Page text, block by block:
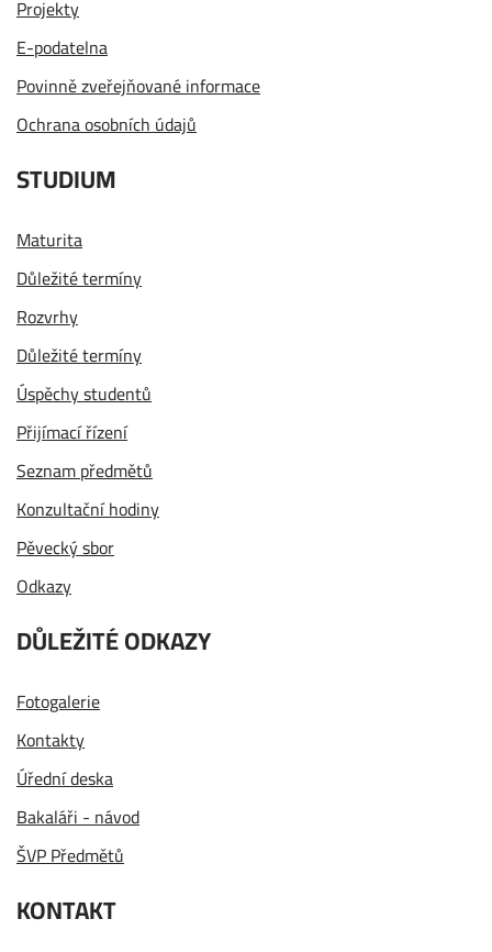
Projekty
E-podatelna
Povinně zveřejňované informace
Ochrana osobních údajů
STUDIUM
Maturita
Důležité termíny
Rozvrhy
Důležité termíny
Úspěchy studentů
Přijímací řízení
Seznam předmětů
Konzultační hodiny
Pěvecký sbor
Odkazy
DŮLEŽITÉ ODKAZY
Fotogalerie
Kontakty
Úřední deska
Bakaláři - návod
ŠVP Předmětů
KONTAKT